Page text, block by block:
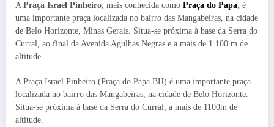
A Praça Israel Pinheiro, mais conhecida como Praça do Papa, é
uma importante praça localizada no bairro das Mangabeiras, na cidade
de Belo Horizonte, Minas Gerais. Situa-se próxima à base da Serra do
Curral, ao final da Avenida Agulhas Negras e a mais de 1.100 m de
altitude.
A Praça Israel Pinheiro (Praça do Papa BH) é uma importante praça
localizada no bairro das Mangabeiras, na cidade de Belo Horizonte.
Situa-se próxima à base da Serra do Curral, a mais de 1100m de
altitude.